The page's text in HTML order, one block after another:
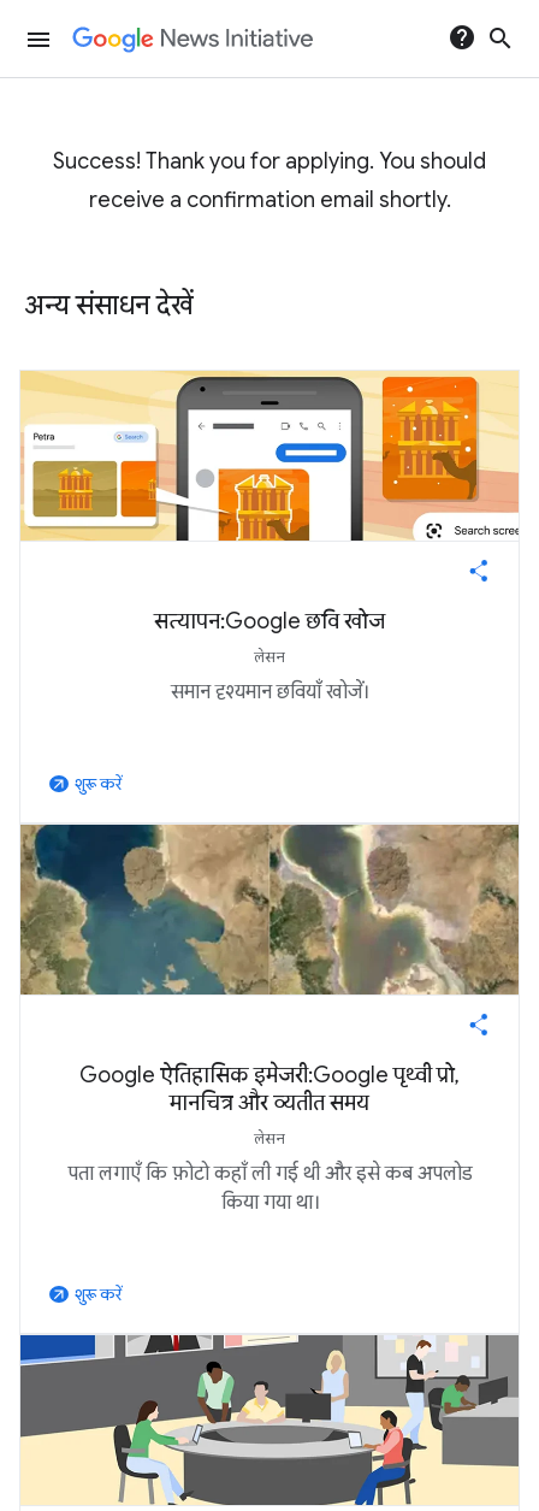
menu help search
Success! Thank you for applying. You should
receive a confirmation email shortly.
अन्य संसाधन देखें
सत्यापन: Google छवि खोज
लेसन
समान दृश्यमान छवियाँ खोजें।
arrow_outward शुरू करें
Google ऐतिहासिक इमेजरी: Google पृथ्वी प्रो,
मानचित्र और व्यतीत समय
लेसन
पता लगाएँ कि फ़ोटो कहाँ ली गई थी और इसे कब अपलोड
किया गया था।
arrow_outward शुरू करें